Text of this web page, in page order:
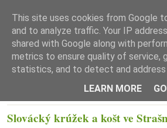
☰ Menu
Slovácký krúžek a košt ve
This site uses cookies from Google
and to analyze traffic. Your IP
shared with Google along with
metrics to ensure quality of service,
statistics, and to detect and address
LEARN MORE